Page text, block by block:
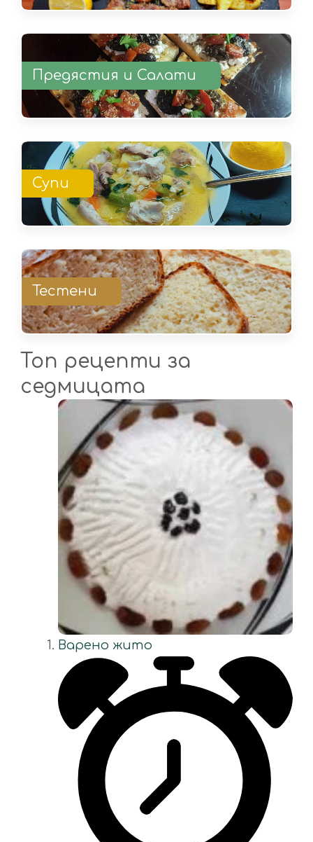
Предястия и Салати
Супи
Тестени
Топ рецепти за
седмицата
Варено жито